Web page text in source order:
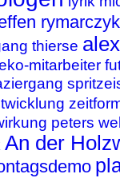
rymarczyk
thierse
mitarbeiter
peters
An der